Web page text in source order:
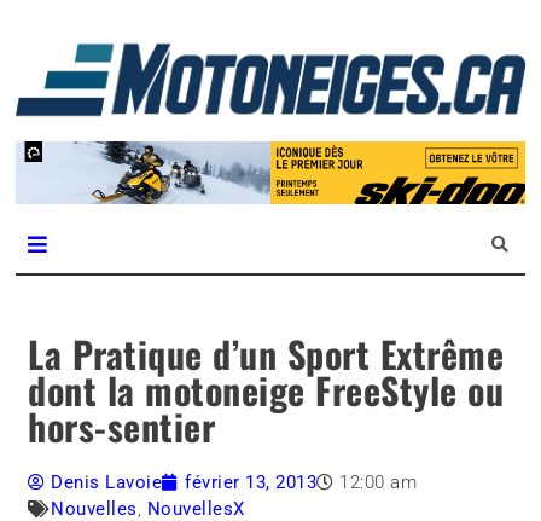
Magazine Motoneiges.ca
La Pratique d’un Sport Extrême
dont la motoneige FreeStyle ou
hors-sentier
Denis Lavoie février 13, 2013
12:00 am
Nouvelles, NouvellesX